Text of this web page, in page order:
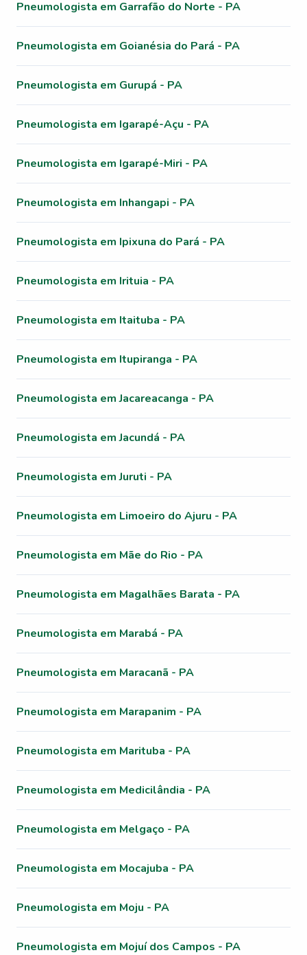
Pneumologista em Garrafão do Norte - PA
Pneumologista em Goianésia do Pará - PA
Pneumologista em Gurupá - PA
Pneumologista em Igarapé-Açu - PA
Pneumologista em Igarapé-Miri - PA
Pneumologista em Inhangapi - PA
Pneumologista em Ipixuna do Pará - PA
Pneumologista em Irituia - PA
Pneumologista em Itaituba - PA
Pneumologista em Itupiranga - PA
Pneumologista em Jacareacanga - PA
Pneumologista em Jacundá - PA
Pneumologista em Juruti - PA
Pneumologista em Limoeiro do Ajuru - PA
Pneumologista em Mãe do Rio - PA
Pneumologista em Magalhães Barata - PA
Pneumologista em Marabá - PA
Pneumologista em Maracanã - PA
Pneumologista em Marapanim - PA
Pneumologista em Marituba - PA
Pneumologista em Medicilândia - PA
Pneumologista em Melgaço - PA
Pneumologista em Mocajuba - PA
Pneumologista em Moju - PA
Pneumologista em Mojuí dos Campos - PA